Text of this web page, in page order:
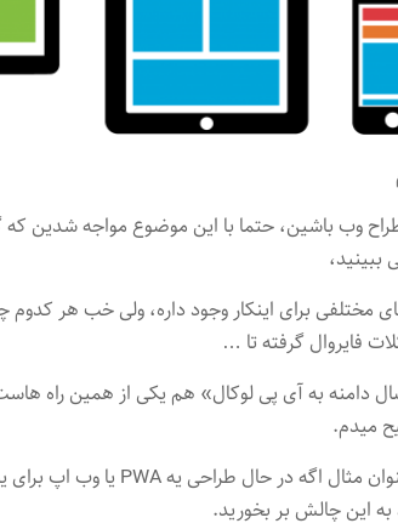
وب باشین، حتما با این موضوع مواجه شدین که
مختلفی برای اینکار وجود داره، ولی خب هر
فایروال گرفته تا …
دامنه به آی پی لوکال» هم یکی از همین راه
میدم.
این چالش بر بخورید.